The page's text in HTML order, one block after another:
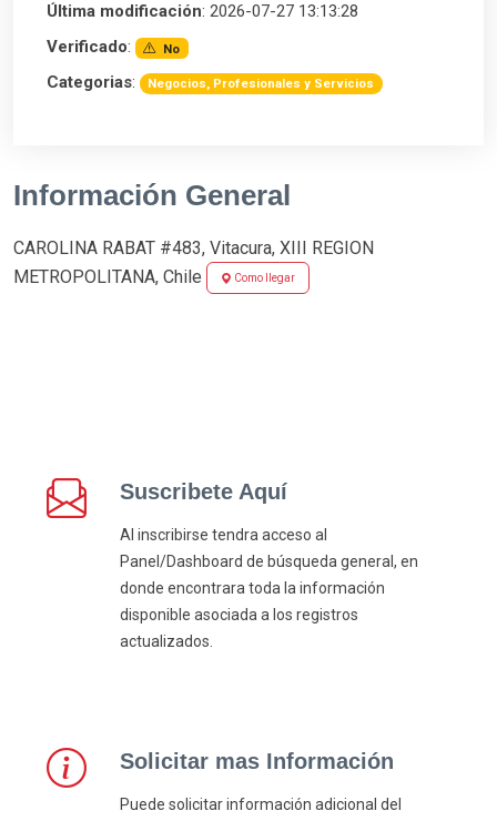
Última modificación: 2026-07-27 13:13:28
Verificado: No
Categorias: Negocios, Profesionales y Servicios
Información General
CAROLINA RABAT #483, Vitacura, XIII REGION
METROPOLITANA, Chile
Como llegar
Suscribete Aquí
Al inscribirse tendra acceso al
Panel/Dashboard de búsqueda general, en
donde encontrara toda la información
disponible asociada a los registros
actualizados.
Solicitar mas Información
Puede solicitar información adicional del